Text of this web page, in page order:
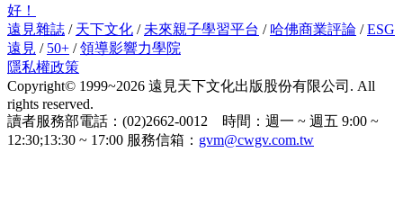
好！
遠見雜誌 / 天下文化 / 未來親子學習平台 / 哈佛商業評論 /ESG
遠見 / 50+ /領導影響力學院
隱私權政策
Copyright© 1999~2026 遠見天下文化出版股份有限公司. All
rights reserved.
讀者服務部電話：(02)2662-0012 時間：週一 ~ 週五 9:00 ~
12:30;13:30 ~ 17:00 服務信箱： gvm@cwgv.com.tw